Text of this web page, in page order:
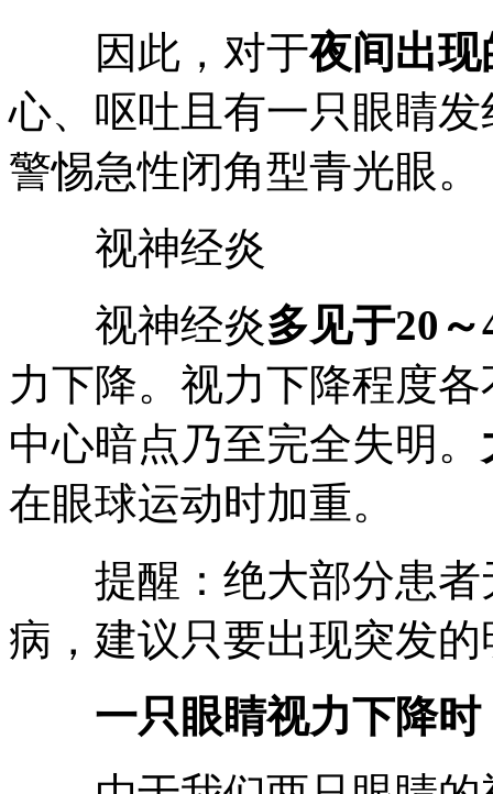
因此，对于夜间出现
心、呕吐且有一只眼睛
警惕急性闭角型青光眼。
视神经炎
视神经炎多见于20
力下降。视力下降程度
中心暗点乃至完全失明。
在眼球运动时加重。
提醒：绝大部分患者
病，建议只要出现突发
一只眼睛视力下降